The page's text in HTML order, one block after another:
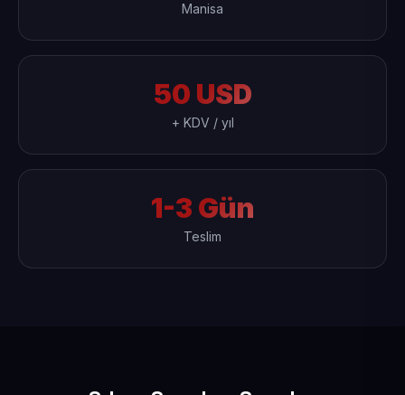
Manisa
50 USD
+ KDV / yıl
1-3 Gün
Teslim